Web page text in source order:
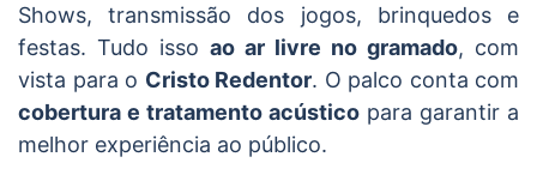
Shows, transmissão dos jogos, brinquedos e
festas. Tudo isso ao ar livre no gramado, com
vista para o Cristo Redentor. O palco conta com
cobertura e tratamento acústico para garantir a
melhor experiência ao público.